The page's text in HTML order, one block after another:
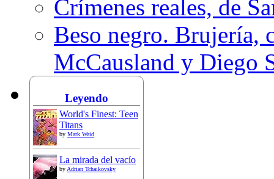
Crímenes reales, de
Beso negro. Brujería,
McCausland y Diego
Leyendo
World's Finest: Teen
Titans
by Mark Waid
La mirada del vacío
byAdrian Tchaikovsky